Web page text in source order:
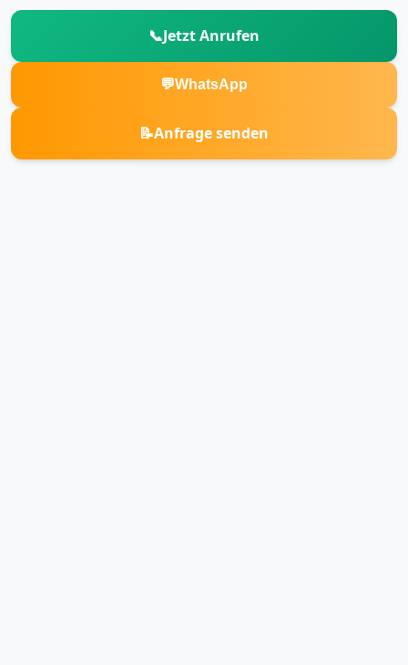
📞Jetzt Anrufen
💬WhatsApp
📝Anfrage senden